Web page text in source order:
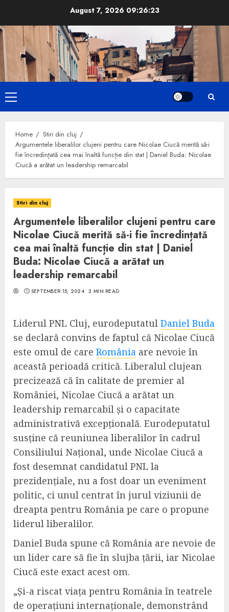
content
August 7, 2026 09:26:24
Primary
Menu
Home
Stiri din cluj
Argumentele liberalilor clujeni pentru care Nicolae Ciucă merită să-i
fie încredințată cea mai înaltă funcție din stat | Daniel Buda: Nicolae
Ciucă a arătat un leadership remarcabil
Stiri din cluj
Argumentele liberalilor clujeni pentru care
Nicolae Ciucă merită să-i fie încredințată
cea mai înaltă funcție din stat | Daniel
Buda: Nicolae Ciucă a arătat un
leadership remarcabil
SEPTEMBER 15, 2024 3 MIN READ
Liderul PNL Cluj, eurodeputatul Daniel Buda
se declară convins de faptul că Nicolae Ciucă
este omul de care România are nevoie în
această perioadă critică. Liberalul clujean
precizează că în calitate de premier al
României, Nicolae Ciucă a arătat un
leadership remarcabil și o capacitate
administrativă excepțională. Eurodeputatul
susține că reuniunea liberalilor în cadrul
Consiliului Național, unde Nicolae Ciucă a
fost desemnat candidatul PNL la
prezidențiale, nu a fost doar un eveniment
politic, ci unul centrat în jurul viziunii de
dreapta pentru România pe care o propune
liderul liberalilor.
Daniel Buda spune că România are nevoie de
un lider care să fie în slujba țării, iar Nicolae
Ciucă este exact acest om.
„Și-a riscat viața pentru România în teatrele
de operațiuni internaționale, demonstrând